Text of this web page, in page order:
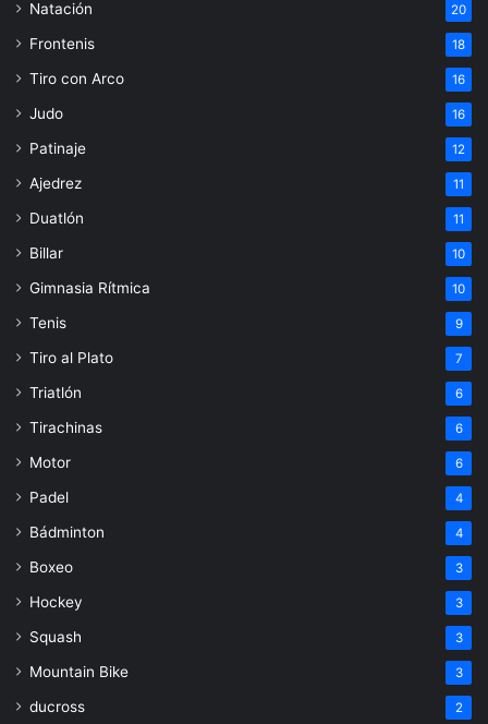
Natación 20
Frontenis 18
Tiro con Arco 16
Judo 16
Patinaje 12
Ajedrez 11
Duatlón 11
Billar 10
Gimnasia Rítmica 10
Tenis 9
Tiro al Plato 7
Triatlón 6
Tirachinas 6
Motor 6
Padel 4
Bádminton 4
Boxeo 3
Hockey 3
Squash 3
Mountain Bike 3
ducross 2